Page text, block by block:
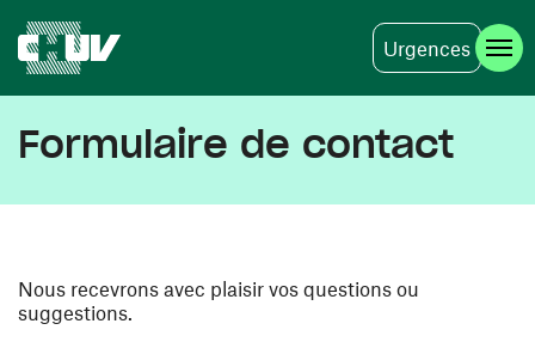
Urgences
Formulaire de contact
Nous recevrons avec plaisir vos questions ou
suggestions.